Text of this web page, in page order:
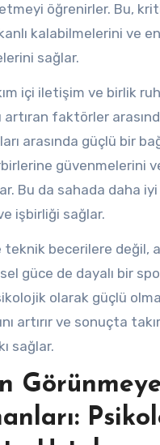
öğrenirler. Bu,
kalabilmelerini ve
sağlar.
içi iletişim ve birlik
faktörler
arasında güçlü bir
güvenmelerini
Bu da sahada daha
işbirliği sağlar.
becerilere değil,
güce de dayalı bir
olarak güçlü
artırır ve sonuçta
sağlar.